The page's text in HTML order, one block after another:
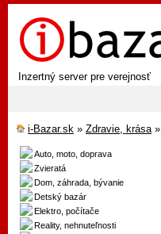
Inzertný server pre verejnosť
i-Bazar.sk » Zdravie, krása»
Auto, moto, doprava
Zvieratá
Dom, záhrada, bývanie
Detský bazár
Elektro, počítače
Reality, nehnuteľnosti